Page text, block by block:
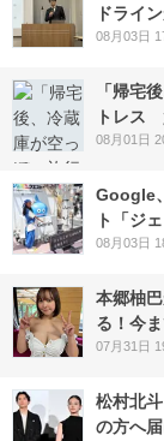
ドライ
08月03日
「帰宅
トレス
08月01日
Google
ト「ジ
08月03日
本郷柚
る！今
07月31日
松村北
の方へ届